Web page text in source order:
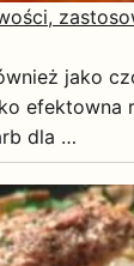
jako
efektowna
dla …